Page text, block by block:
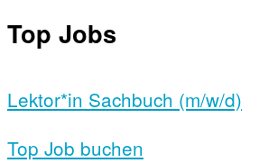
Top Jobs
Lektor*in Sachbuch (m/w/d)
Top Job buchen